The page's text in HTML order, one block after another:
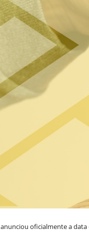
anunciou oficialmente a